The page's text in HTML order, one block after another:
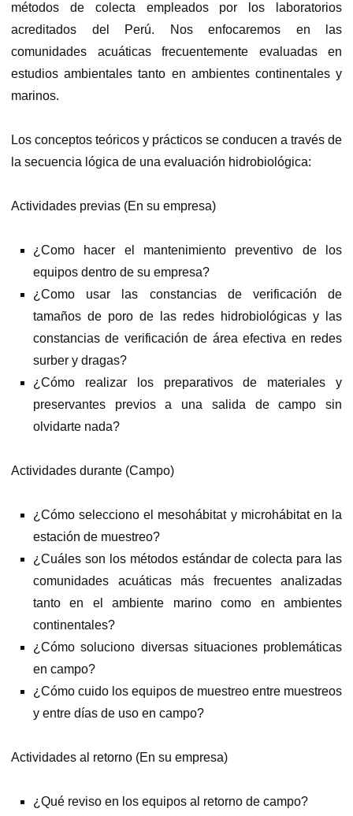
métodos de colecta empleados por los laboratorios
acreditados del Perú. Nos enfocaremos en las
comunidades acuáticas frecuentemente evaluadas en
estudios ambientales tanto en ambientes continentales y
marinos.
Los conceptos teóricos y prácticos se conducen a través de
la secuencia lógica de una evaluación hidrobiológica:
Actividades previas (En su empresa)
¿Como hacer el mantenimiento preventivo de los
equipos dentro de su empresa?
¿Como usar las constancias de verificación de
tamaños de poro de las redes hidrobiológicas y las
constancias de verificación de área efectiva en redes
surber y dragas?
¿Cómo realizar los preparativos de materiales y
preservantes previos a una salida de campo sin
olvidarte nada?
Actividades durante (Campo)
¿Cómo selecciono el mesohábitat y microhábitat en la
estación de muestreo?
¿Cuáles son los métodos estándar de colecta para las
comunidades acuáticas más frecuentes analizadas
tanto en el ambiente marino como en ambientes
continentales?
¿Cómo soluciono diversas situaciones problemáticas
en campo?
¿Cómo cuido los equipos de muestreo entre muestreos
y entre días de uso en campo?
Actividades al retorno (En su empresa)
¿Qué reviso en los equipos al retorno de campo?